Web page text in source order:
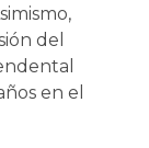
del
en el